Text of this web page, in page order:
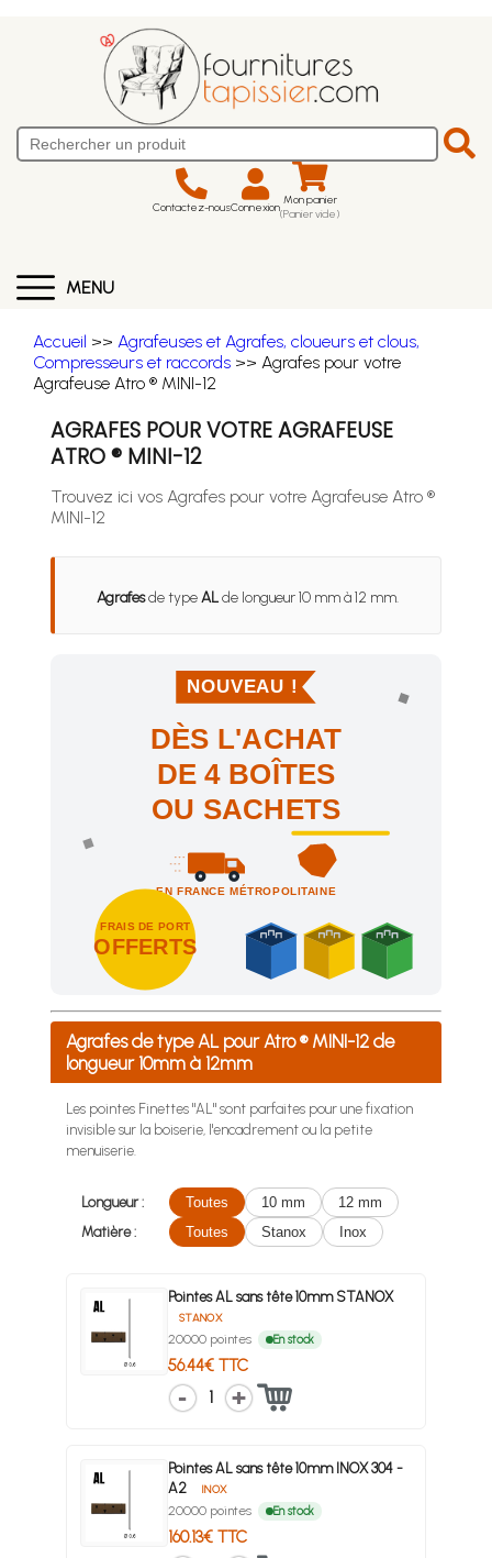
Contactez-nousConnexion Mon panier
(Panier vide)
MENU
Accueil >> Agrafeuses et Agrafes, cloueurs et clous,
Compresseurs et raccords >> Agrafes pour votre
Agrafeuse Atro ® MINI-12
AGRAFES POUR VOTRE AGRAFEUSE
ATRO ® MINI-12
Trouvez ici vos Agrafes pour votre Agrafeuse Atro ®
MINI-12
Agrafesde typeALde longueur 10 mm à 12 mm.
NOUVEAU !
DÈS L'ACHAT
DE 4 BOÎTES
OU SACHETS
EN FRANCE MÉTROPOLITAINE
FRAIS DE PORT
OFFERTS
Achetez 4 sachets ou boîtes d'agrafes ou de pointes et
Agrafes de type AL pour Atro ® MINI-12 de
longueur 10mm à 12mm
Les pointes Finettes "AL" sont parfaites pour une fixation
invisible sur la boiserie, l'encadrement ou la petite
menuiserie.
Longueur : Toutes 10 mm
12 mm
Matière :
Toutes Stanox Inox
Pointes AL sans tête 10mm STANOX
STANOX
20000 pointes En stock
56.44€ TTC
1
Pointes AL sans tête 10mm INOX 304 -
A2
INOX
20000 pointes En stock
160.13€ TTC